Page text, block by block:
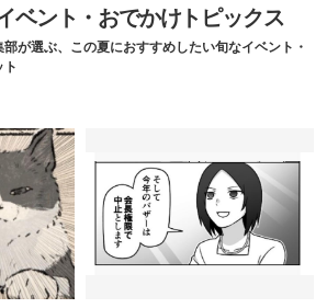
ベント・おでかけトピックス
が選ぶ、この夏におすすめしたい旬なイベント・